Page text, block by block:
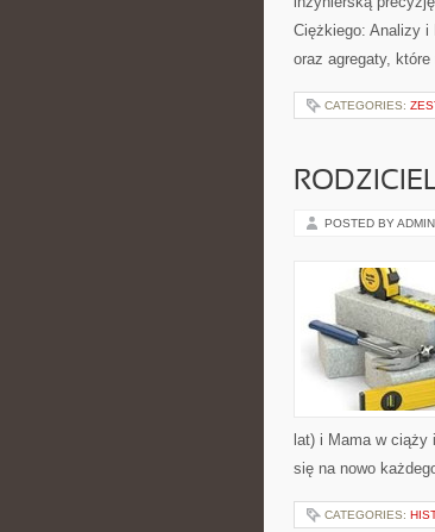
Ciężkiego: Analizy i
oraz agregaty,
CATEGORIES:
POSTED BY ADMIN
lat) i Mama w
się na nowo
CATEGORIES: